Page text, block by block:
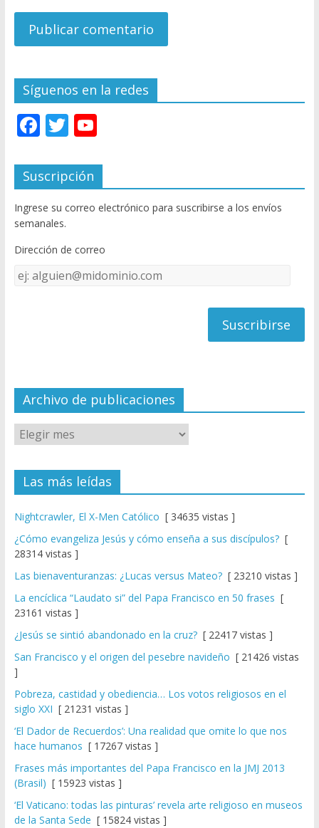
Síguenos en la redes
F
e
b
o
o
k
T
itt
er
Y
u
T
u
e
C
el
Suscripción
Ingrese su correo electrónico para suscribirse a los envíos
semanales.
Dirección de correo
Dirección
de
Archivo de publicaciones
Las más leídas
Nightcrawler, El X-Men Católico [ 34635 vistas ]
¿Cómo evangeliza Jesús y cómo enseña a sus discípulos?[
28314 vistas ]
Las bienaventuranzas: ¿Lucas versus Mateo?[ 23210 vistas ]
La encíclica “Laudato si” del Papa Francisco en 50 frases [
23161 vistas ]
¿Jesús se sintió abandonado en la cruz?[ 22417 vistas ]
San Francisco y el origen del pesebre navideño [ 21426 vistas
]
Pobreza, castidad y obediencia… Los votos religiosos en el
siglo XXI [ 21231 vistas ]
‘El Dador de Recuerdos’: Una realidad que omite lo que nos
hace humanos [ 17267 vistas ]
Frases más importantes del Papa Francisco en la JMJ 2013
(Brasil) [ 15923 vistas ]
‘El Vaticano: todas las pinturas’ revela arte religioso en museos
de la Santa Sede [ 15824 vistas ]